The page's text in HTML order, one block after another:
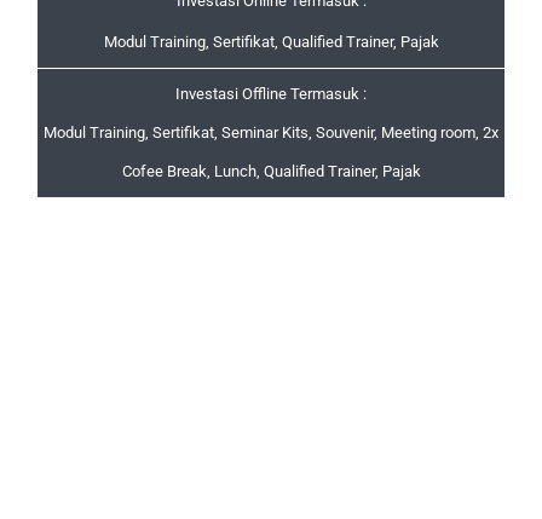
Modul Training, Sertifikat, Qualified Trainer, Pajak
Investasi Offline Termasuk :
Modul Training, Sertifikat, Seminar Kits, Souvenir, Meeting room, 2x
Cofee Break, Lunch, Qualified Trainer, Pajak